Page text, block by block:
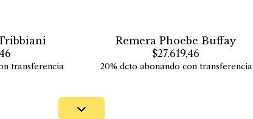
transferencia
Remera Phoebe Buffay
$27.619,46
20% dcto abonando con transferencia